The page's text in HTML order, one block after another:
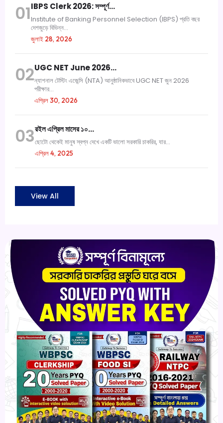
01IBPS Clerk 2026: সম্পূর্ণ…
Institute of Banking Personnel Selection (IBPS) প্রতি বছর
দেশজুড়ে বিভিন্ন...
জুলাই 28, 2026
02UGC NET June 2026…
ন্যাশনাল টেস্টিং এজেন্সি (NTA) আনুষ্ঠানিকভাবে UGC NET জুন 2026
পরীক্ষার...
এপ্রিল 30, 2026
03রইল এপ্রিল মাসের ১০…
ছোটো থেকেই মানুষ স্বপ্ন দেখে একটি ভালো সরকারি চাকরির, যার...
এপ্রিল 4, 2025
View All